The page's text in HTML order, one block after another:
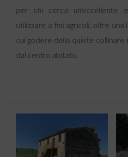
per chi cerca un'eccellente
utilizzare a fini agricoli, oltre una
cui godere della quiete collinare
dal centro abitato.